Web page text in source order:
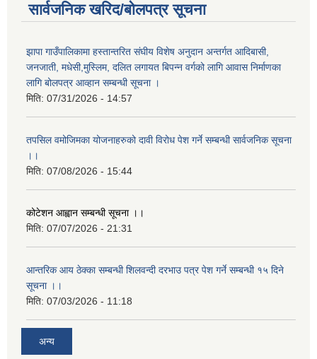
सार्वजनिक खरिद/बोलपत्र सूचना
झापा गाउँपालिकामा हस्तान्तरित संघीय विशेष अनुदान अन्तर्गत आदिबासी,
जनजाती, मधेसी,मुस्लिम, दलित लगायत बिपन्न वर्गको लागि आवास निर्माणका
लागि बोलपत्र आव्हान सम्बन्धी सूचना ।
मिति: 07/31/2026 - 14:57
तपसिल वमोजिमका योजनाहरुको दावी विरोध पेश गर्ने सम्बन्धी सार्वजनिक सूचना
।।
मिति: 07/08/2026 - 15:44
कोटेशन आह्वान सम्बन्धी सूचना ।।
मिति: 07/07/2026 - 21:31
आन्तरिक आय ठेक्का सम्बन्धी शिलवन्दी दरभाउ पत्र पेश गर्ने सम्बन्धी १५ दिने
सूचना ।।
मिति: 07/03/2026 - 11:18
अन्य